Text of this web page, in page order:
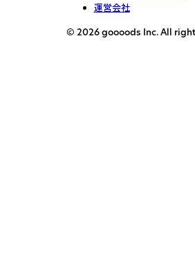
運営会社
© 2026 goooods Inc. All